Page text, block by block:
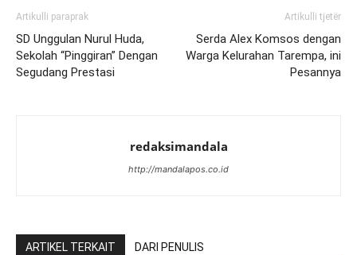
Artikulli paraprak
SD Unggulan Nurul Huda,
Sekolah “Pinggiran” Dengan
Segudang Prestasi
Artikulli tjetër
Serda Alex Komsos dengan
Warga Kelurahan Tarempa, ini
Pesannya
redaksimandala
http://mandalapos.co.id
ARTIKEL TERKAIT DARI PENULIS